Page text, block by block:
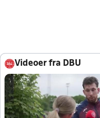
Videoer fra DBU